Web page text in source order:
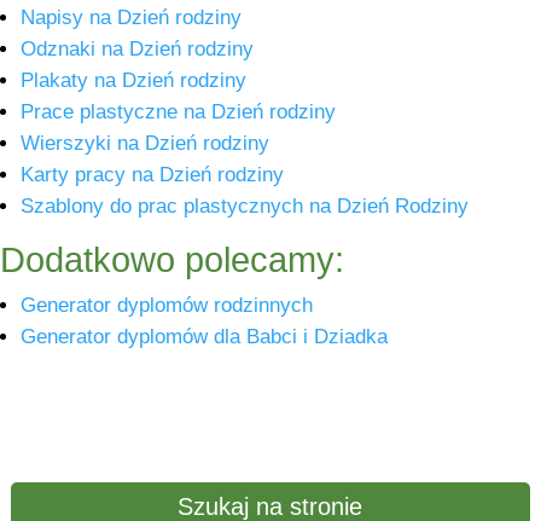
Szukaj na stronie
Napisy na Dzień rodziny
Odznaki na Dzień rodziny
Plakaty na Dzień rodziny
Prace plastyczne na Dzień rodziny
Wierszyki na Dzień rodziny
Karty pracy na Dzień rodziny
Szablony do prac plastycznych na Dzień Rodziny
Dodatkowo polecamy:
Generator dyplomów rodzinnych
Generator dyplomów dla Babci i Dziadka